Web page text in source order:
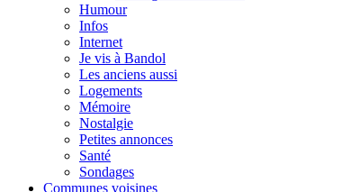
Humour
Infos
Internet
Je vis à Bandol
Les anciens aussi
Logements
Mémoire
Nostalgie
Petites annonces
Santé
Sondages
Communes voisines